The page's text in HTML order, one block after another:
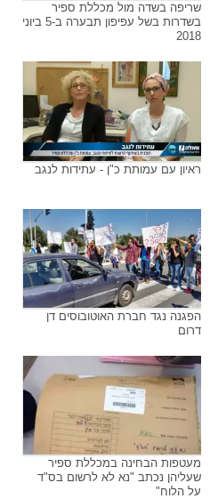
שריפה בשדה מול מכללת ספיר
בשדרות בשל עפיפון תבערה ב-5 ביוני
2018
ראיון עם עמותת כ"ן - עתידות לנגב
הפגנה נגד חברת האוטובוסים דן
דרום
מעטפות הבחינה במכללת ספיר
שעליהן נכתב "נא לא לרשום בס"ד
על הלוח"